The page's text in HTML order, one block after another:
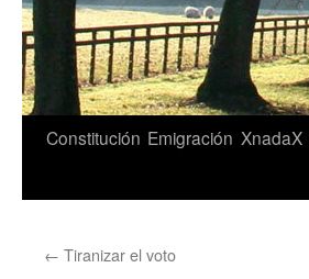
Constitución Emigración XnadaX
← Tiranizar el voto